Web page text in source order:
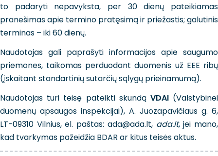
to padaryti nepavyksta, per 30 dienų pateikiamas
pranešimas apie termino pratęsimą ir priežastis; galutinis
terminas – iki 60 dienų.
Naudotojas gali paprašyti informacijos apie saugumo
priemones, taikomas perduodant duomenis už EEE ribų
(įskaitant standartinių sutarčių sąlygų prieinamumą).
Naudotojas turi teisę pateikti skundą VDAI(Valstybinei
duomenų apsaugos inspekcijai), A. Juozapavičiaus g. 6,
LT-09310 Vilnius, el. paštas: ada@ada.lt, ada.lt, jei mano,
kad tvarkymas pažeidžia BDAR ar kitus teisės aktus.